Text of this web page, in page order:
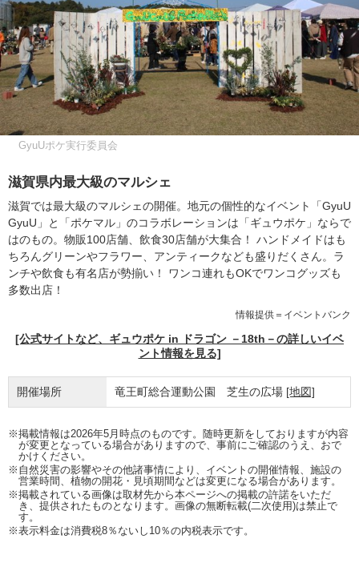
GyuUポケ実行委員会
滋賀県内最大級のマルシェ
滋賀では最大級のマルシェの開催。地元の個性的なイベント「GyuU
GyuU」と「ポケマル」のコラボレーションは「ギュウポケ」ならで
はのもの。物販100店舗、飲食30店舗が大集合！ ハンドメイドはも
ちろんグリーンやフラワー、アンティークなども盛りだくさん。ラ
ンチや飲食も有名店が勢揃い！ ワンコ連れもOKでワンコグッズも
多数出店！
情報提供＝イベントバンク
[公式サイトなど、ギュウポケ in ドラゴン －18th－の詳しいイベ
ント情報を見る]
開催場所 竜王町総合運動公園 芝生の広場 [地図]
※掲載情報は2026年5月時点のものです。随時更新をしておりますが内容
が変更となっている場合がありますので、事前にご確認のうえ、おで
かけください。
※自然災害の影響やその他諸事情により、イベントの開催情報、施設の
営業時間、植物の開花・見頃期間などは変更になる場合があります。
※掲載されている画像は取材先から本ページへの掲載の許諾をいただ
き、提供されたものとなります。画像の無断転載(二次使用)は禁止で
す。
※表示料金は消費税8％ないし10％の内税表示です。